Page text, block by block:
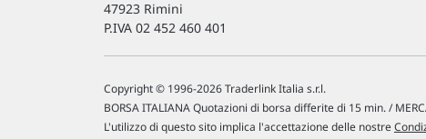
47923 Rimini
P.IVA 02 452 460 401
Copyright © 1996-2026 Traderlink Italia s.r.l.
BORSA ITALIANA Quotazioni di borsa differite di 15 min. /
L'utilizzo di questo sito implica l'accettazione delle nostre